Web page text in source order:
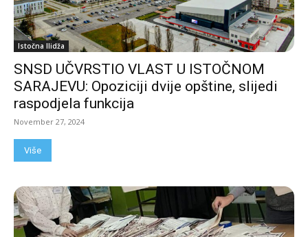
Istočna Ilidža
SNSD UČVRSTIO VLAST U ISTOČNOM
SARAJEVU: Opoziciji dvije opštine, slijedi
raspodjela funkcija
November 27, 2024
Više